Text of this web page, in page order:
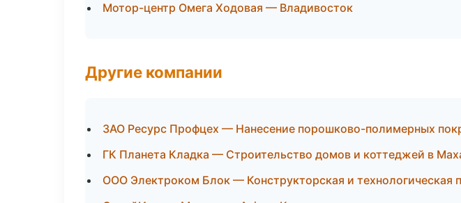
Мотор-центр Омега Ходовая — Владивосток
Другие компании
ЗАО Ресурс Профцех — Нанесение порошково-полимерных
ГК Планета Кладка — Строительство домов и коттеджей в
ООО Электроком Блок — Конструкторская и технологическая